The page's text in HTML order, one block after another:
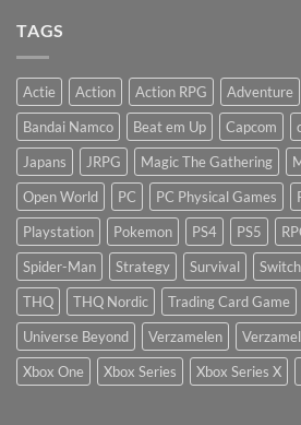
TAGS
Actie Action Action RPG Adventure
Bandai Namco
Beat em Up Capcom
Japans
JRPG Magic The Gathering
Open World
PC PC Physical Games
Playstation
Pokemon PS4 PS5
Spider-Man
Strategy Survival Switch
THQ
THQ Nordic Trading Card Game
Universe Beyond
Verzamelen
Xbox One
Xbox Series Xbox Series X